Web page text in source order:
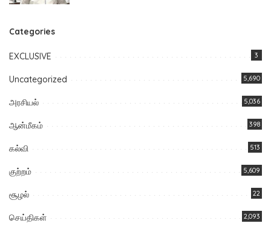
Categories
EXCLUSIVE 3
Uncategorized 5,690
அரசியல் 5,036
ஆன்மீகம் 398
கல்வி 513
குற்றம் 5,609
சூழல் 22
செய்திகள் 2,093